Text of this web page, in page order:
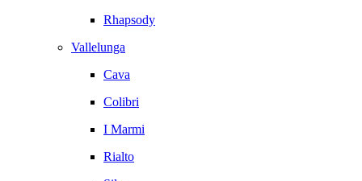
Rhapsody
Vallelunga
Cava
Colibri
I Marmi
Rialto